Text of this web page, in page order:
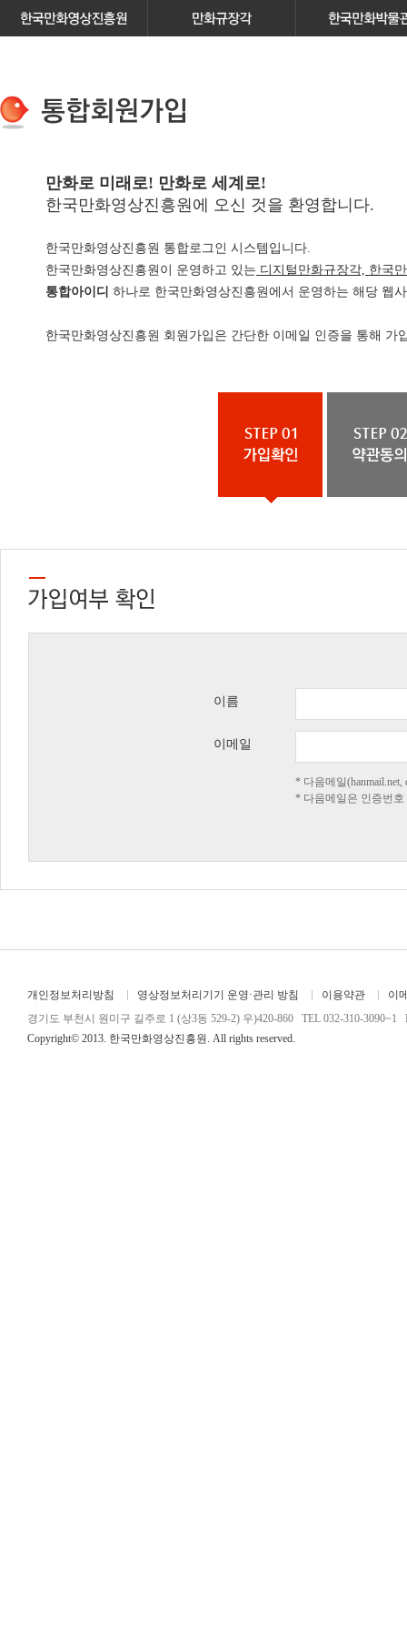
만화로 미래로! 만화로 세계로!
한국만화영상진흥원에 오신 것을 환영합니다.
한국만화영상진흥원 통합로그인 시스템입니다.
한국만화영상진흥원이 운영하고 있는 디지털만화규장각, 한국
통합아이디 하나로 한국만화영상진흥원에서 운영하는 해당 웹
한국만화영상진흥원 회원가입은 간단한 이메일 인증을 통해 가
이름
이메일
* 다음메일
* 다음메일은 인증번
개인정보처리방침 영상정보처리기기 운영·관리 방침 이용약관
이
경기도 부천시 원미구 길주로 1 (상3동 529-2) 우)420-860 TEL 032-310-3090~1
Copyright© 2013. 한국만화영상진흥원. All rights reserved.